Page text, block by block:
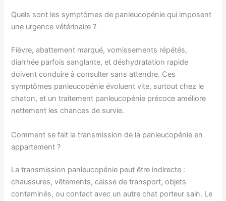
Quels sont les symptômes de panleucopénie qui imposent
une urgence vétérinaire ?
Fièvre, abattement marqué, vomissements répétés,
diarrhée parfois sanglante, et déshydratation rapide
doivent conduire à consulter sans attendre. Ces
symptômes panleucopénie évoluent vite, surtout chez le
chaton, et un traitement panleucopénie précoce améliore
nettement les chances de survie.
Comment se fait la transmission de la panleucopénie en
appartement ?
La transmission panleucopénie peut être indirecte :
chaussures, vêtements, caisse de transport, objets
contaminés, ou contact avec un autre chat porteur sain. Le